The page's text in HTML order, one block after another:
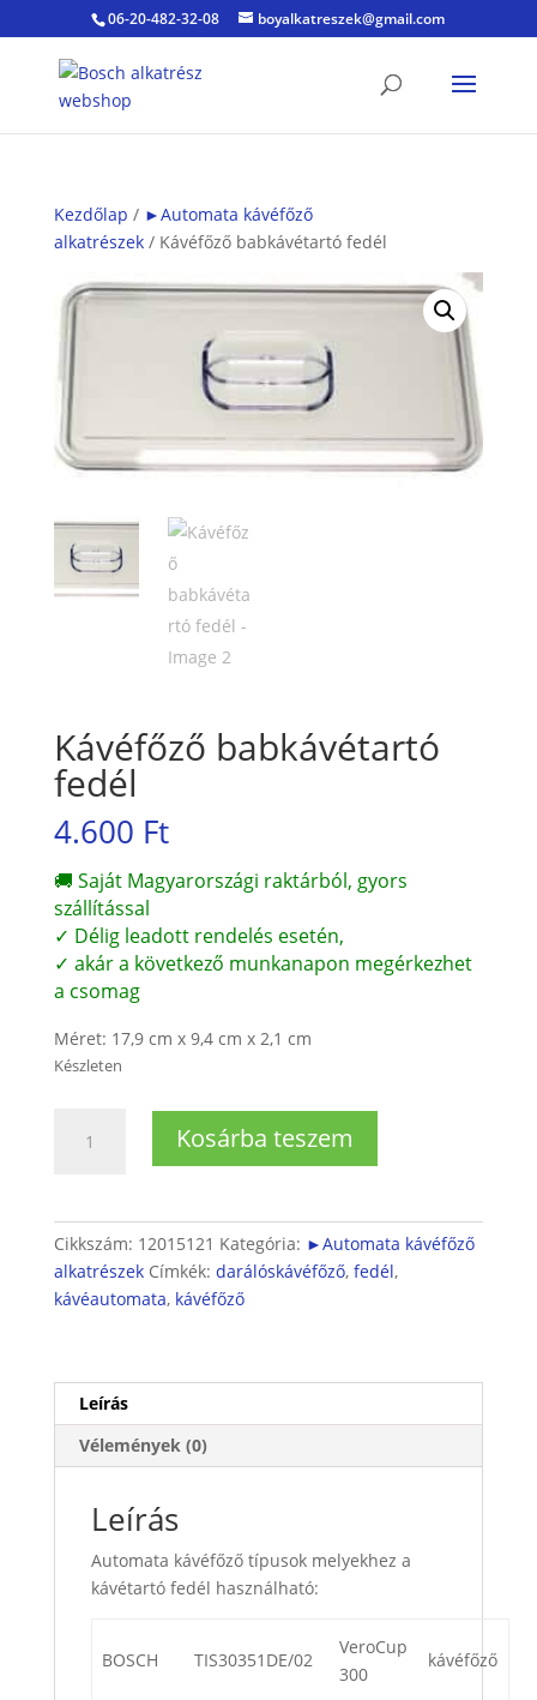
06-20-482-32-08 boyalkatreszek@gmail.com
Kezdőlap / ►Automata kávéfőző
alkatrészek/ Kávéfőző babkávétartó fedél
Kávéfőző babkávétartó
fedél
4.600 Ft
🚚 Saját Magyarországi raktárból, gyors
szállítással
✓ Délig leadott rendelés esetén,
✓ akár a következő munkanapon megérkezhet
a csomag
Méret: 17,9 cm x 9,4 cm x 2,1 cm
Készleten
babkávétartó
Kosárba teszem
Cikkszám: 12015121 Kategória: ►Automata kávéfőző
alkatrészek Címkék: darálóskávéfőző, fedél,
kávéautomata, kávéfőző
Leírás
Vélemények (0)
Leírás
Automata kávéfőző típusok melyekhez a
kávétartó fedél használható:
BOSCH TIS30351DE/02
VeroCup
300
kávéfőző